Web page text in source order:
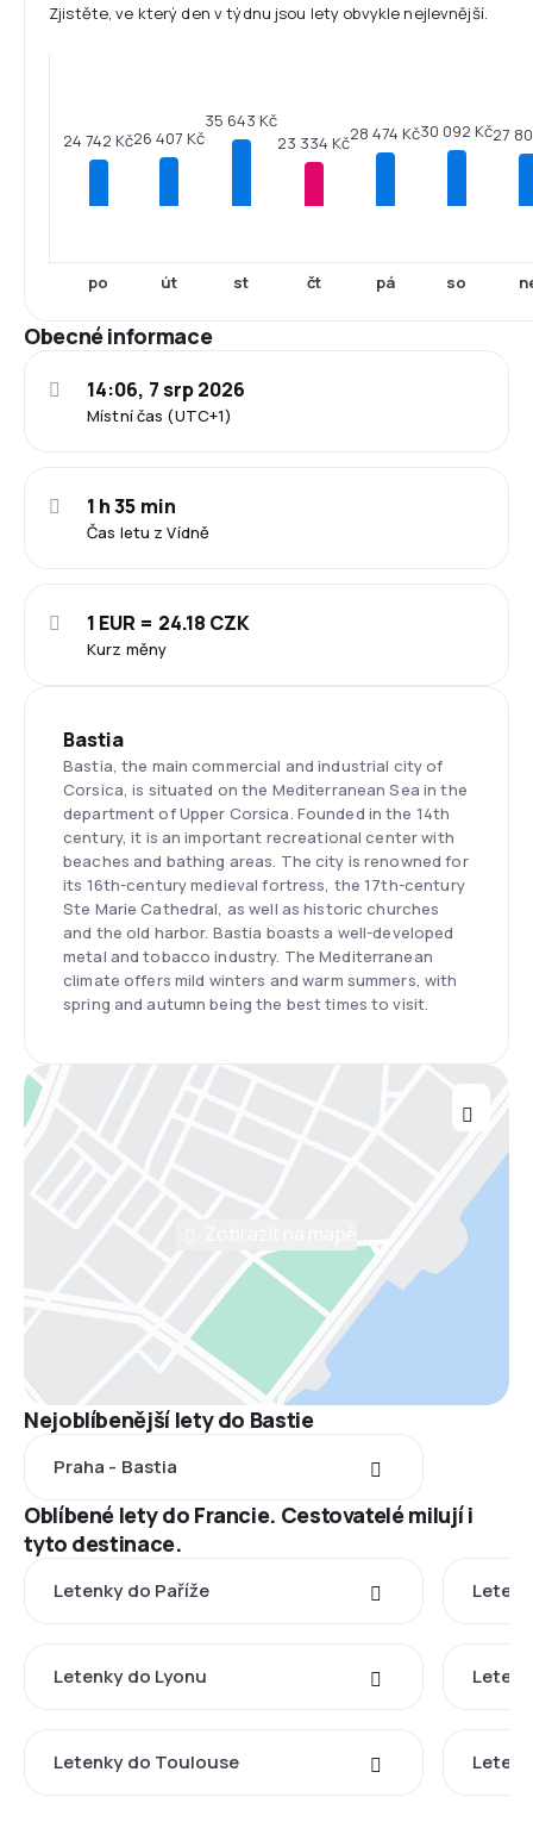
Zjistěte, ve který den v týdnu jsou lety obvykle nejlevnější.
24 742 Kč
po
26 407 Kč
út
35 643 Kč
st
23 334 Kč
čt
28 474 Kč
pá
30 092 Kč
so
27
Obecné informace
Místní čas (UTC+1)
14:06, 7 srp 2026
Čas letu z Vídně
1 h 35 min
Kurz měny
1 EUR = 24.18 CZK
Bastia
Bastia, the main commercial and industrial city of
Corsica, is situated on the Mediterranean Sea in the
department of Upper Corsica. Founded in the 14th
century, it is an important recreational center with
beaches and bathing areas. The city is renowned for
its 16th-century medieval fortress, the 17th-century
Ste Marie Cathedral, as well as historic churches
and the old harbor. Bastia boasts a well-developed
metal and tobacco industry. The Mediterranean
climate offers mild winters and warm summers, with
spring and autumn being the best times to visit.
Nejoblíbenější lety do Bastie
Praha - Bastia
Oblíbené lety do Francie. Cestovatelé milují i
tyto destinace.
Letenky do Paříže
Letenky do Lyonu
Letenky do Toulouse